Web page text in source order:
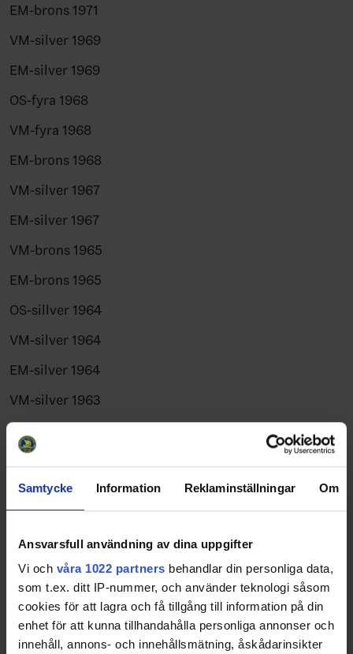
Samtycke Information Reklaminställningar Om
Ansvarsfull användning av dina uppgifter
Vi och våra 1022 partners behandlar din personliga data,
som t.ex. ditt IP-nummer, och använder teknologi såsom
cookies för att lagra och få tillgång till information på din
enhet för att kunna tillhandahålla personliga annonser och
innehåll, annons- och innehållsmätning, åskådarinsikter
EM-brons 1971
VM-silver 1969
EM-silver 1969
OS-fyra 1968
VM-fyra 1968
EM-brons 1968
VM-silver 1967
EM-silver 1967
VM-brons 1965
EM-brons 1965
OS-sillver 1964
VM-silver 1964
EM-silver 1964
VM-silver 1963
EM-guld 1962
EM-brons 1961
OS-femma 1960
VM-femma 1960
EM-brons 1960